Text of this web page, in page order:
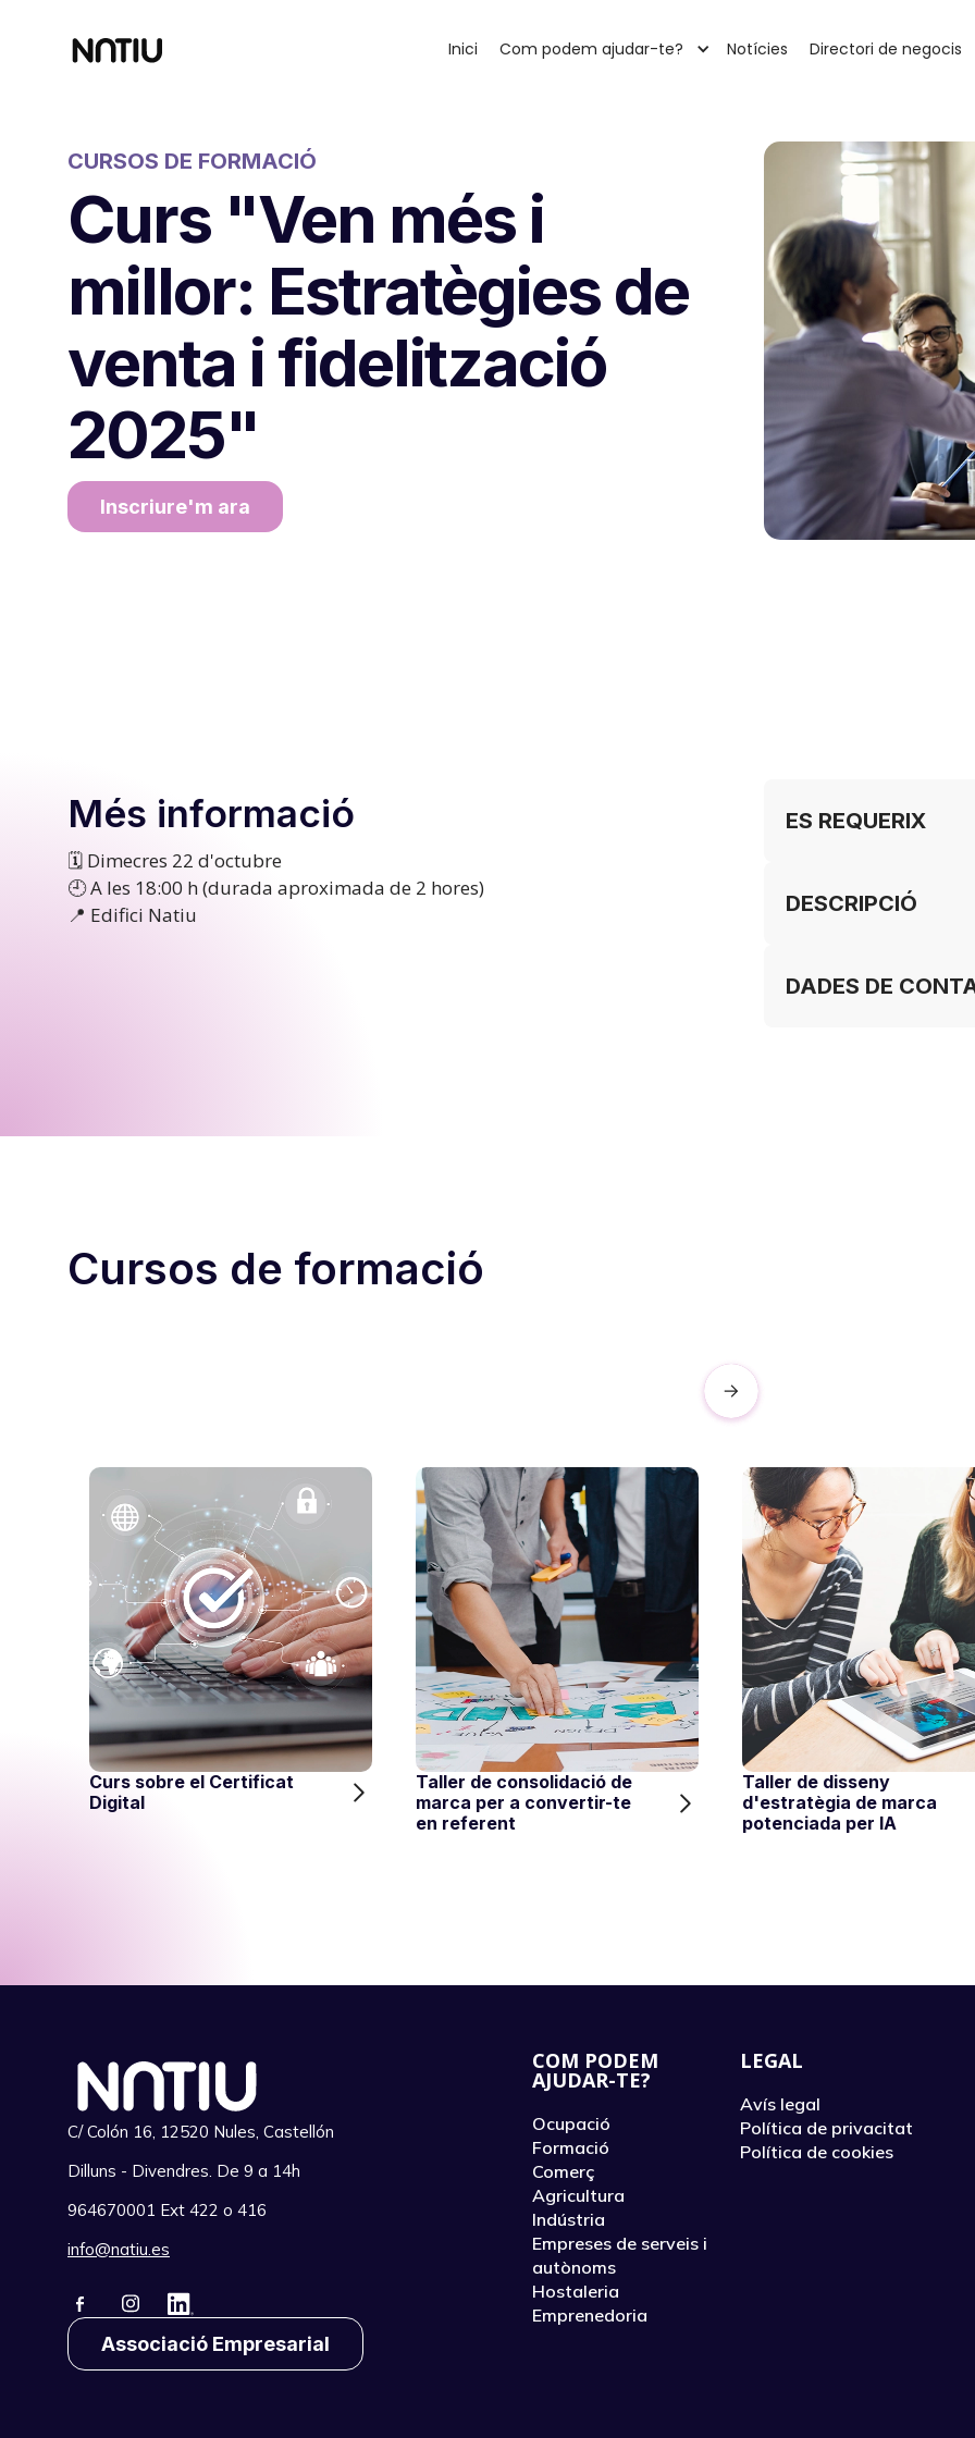
Inici Com podem ajudar-te? Notícies Directori de negocis
CURSOS DE FORMACIÓ
Curs "Ven més i
millor: Estratègies de
venta i fidelització
2025"
Inscriure'm ara
Més informació
🗓️ Dimecres 22 d'octubre
🕘 A les 18:00 h (durada aproximada de 2 hores)
📍 Edifici Natiu
ES REQUERIX
DESCRIPCIÓ
DADES DE
Cursos de formació
Curs sobre el Certificat
Digital
Taller de consolidació de
marca per a convertir-te
en referent
Taller de disseny
d'estratègia de marca
potenciada per IA
C/ Colón 16, 12520 Nules, Castellón
Dilluns - Divendres. De 9 a 14h
964670001 Ext 422 o 416
info@natiu.es
Associació Empresarial
COM PODEM
AJUDAR-TE?
Ocupació
Formació
Comerç
Agricultura
Indústria
Empreses de serveis i
autònoms
Hostaleria
Emprenedoria
LEGAL
Avís legal
Política de privacitat
Política de cookies